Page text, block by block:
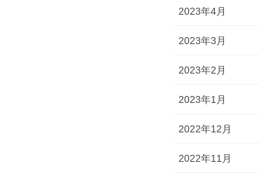
2023年4月
2023年3月
2023年2月
2023年1月
2022年12月
2022年11月